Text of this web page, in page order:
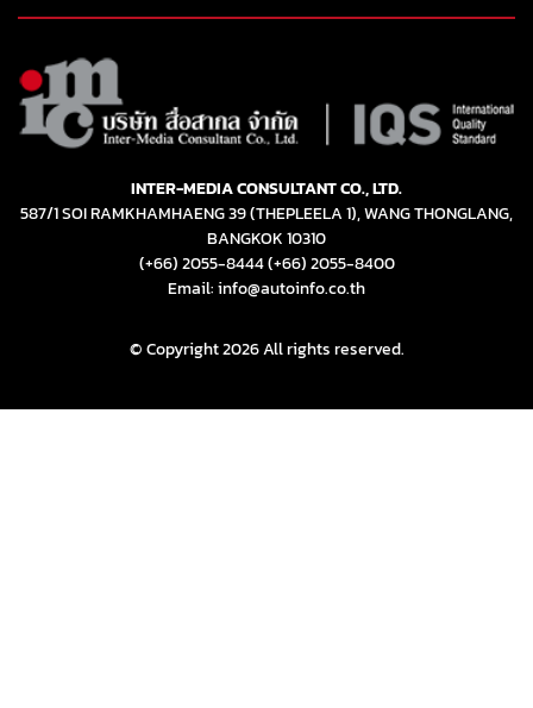
INTER-MEDIA CONSULTANT CO., LTD.
587/1 SOI RAMKHAMHAENG 39 (THEPLEELA 1), WANG THONGLANG,
BANGKOK 10310
(+66) 2055-8444(+66) 2055-8400
Email: info@autoinfo.co.th
© Copyright 2026 All rights reserved.